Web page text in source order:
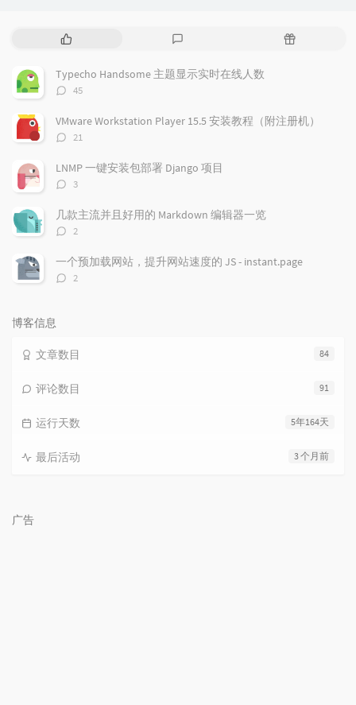
热
章
评
论
随
Typecho Handsome 主题显示实时在线人数
评
数：
45
VMware Workstation Player 15.5 安装教程（附注册机）
评
数：
21
LNMP 一键安装包部署 Django 项目
评
数：
3
几款主流并且好用的 Markdown 编辑器一览
评
数：
2
一个预加载网站，提升网站速度的 JS - instant.page
评
2
博客信息
84
文章数目
91
评论数目
5年164天
运行天数
3 个月前
最后活动
广告